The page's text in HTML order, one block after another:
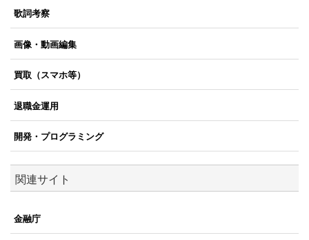
歌詞考察
画像・動画編集
買取（スマホ等）
退職金運用
開発・プログラミング
関連サイト
金融庁